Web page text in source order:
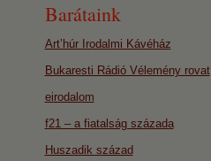
Barátaink
Art’húr Irodalmi Kávéház
Bukaresti Rádió Vélemény rovat
eirodalom
f21 – a fiatalság százada
Huszadik század